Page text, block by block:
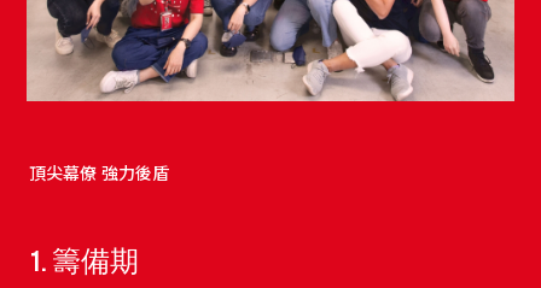
頂尖幕僚 強力後盾
1. 籌備期